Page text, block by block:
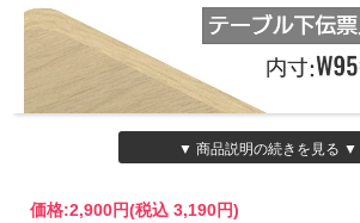
▼ 商品説明の続きを見る ▼
価格:2,900円(税込 3,190円)